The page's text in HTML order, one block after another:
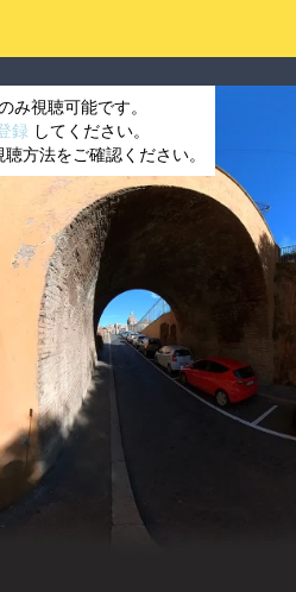
み視聴可能です。
録 してください。
方法をご確認ください。